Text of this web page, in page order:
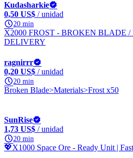
Kudasharkie
0,50 US$ / unidad
20 min
X2000 FROST - BROKEN BLADE
DELIVERY
ragnirrr
0,20 US$ / unidad
20 min
Broken Blade>Materials>Frost x50
SunRise
1,73 US$ / unidad
20 min
💖X1000 Space Ore - Ready Unit |